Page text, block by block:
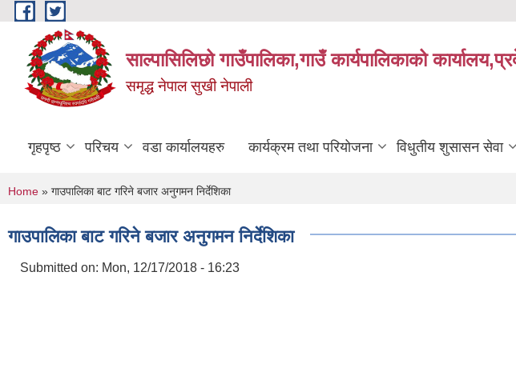
Skip to main content
साल्पासिलिछो गाउँपालिका,गाउँ कार्यपालिकाको
समृद्ध नेपाल सुखी नेपाली
गृहपृष्ठ परिचय वडा कार्यालयहरु कार्यक्रम तथा परियोजना विधुतीय शुसासन सेवा
You are here
Home » गाउपालिका बाट गरिने बजार अनुगमन निर्देशिका
गाउपालिका बाट गरिने बजार अनुगमन निर्देशिका
Submitted on: Mon, 12/17/2018 - 16:23